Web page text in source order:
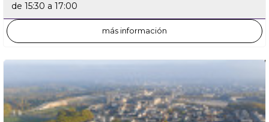
de 15:30 a 17:00
más información